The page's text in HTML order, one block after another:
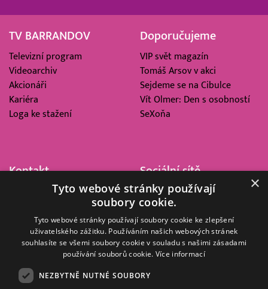
TV BARRANDOV
Televizní program
Videoarchiv
Akcionáři
Kariéra
Loga ke stažení
Doporučujeme
VIP svět magazín
Tomáš Arsov v akci
Sejdeme se na Cibulce
Vít Olmer: Den s osobností
SeXoňa
Kontakt
Barrandov Televizní Studio,
Kříženeckého nám. 322
152 00 Praha 5
IČ 416 93 311
Sociální sítě
×
Tyto webové stránky používají
soubory cookie.
Tyto webové stránky používají soubory cookie ke zlepšení
uživatelského zážitku. Používáním našich webových stránek
souhlasíte se všemi soubory cookie v souladu s našimi zásadami
používání souborů cookie. Více informací
NEZBYTNĚ NUTNÉ SOUBORY